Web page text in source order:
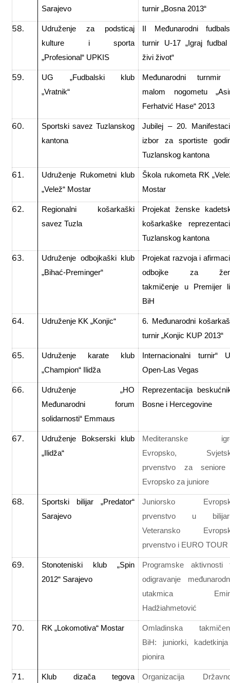
Sarajevo
turnir „Bosna 2013“
Udruženje za podsticaj
kulture i sporta
„Profesional“ UPKIS
II Međunarodni
turnir U-17 „Igraj
živi život“
UG „Fudbalski klub
„Vratnik“
Međunarodni turnmir
malom nogometu
Ferhatvić Hase“ 2013
Sportski savez Tuzlanskog
kantona
Jubilej – 20.
izbor za sportiste
Tuzlanskog kantona
Udruženje Rukometni klub
„Velež“ Mostar
Škola rukometa RK
Mostar
Regionalni košarkaški
savez Tuzla
Projekat ženske
košarkaške
Tuzlanskog kantona
Udruženje odbojkaški klub
„Bihać-Preminger“
Projekat razvoja i
odbojke za
takmičenje u Premijer
BiH
Udruženje KK „Konjic“
6. Međunarodni
turnir „Konjic KUP 2013“
Udruženje karate klub
„Champion“ Ilidža
Internacionalni turnir“
Open-Las Vegas
Udruženje „HO
Međunarodni forum
solidarnosti“ Emmaus
Reprezentacija
Bosne i Hercegovine
Udruženje Bokserski klub
„Ilidža“
Mediteranske
Evropsko,
prvenstvo za
Evropsko za juniore
Sportski bilijar „Predator“
Sarajevo
Juniorsko
prvenstvo u
Veteransko
prvenstvo i EURO TOUR
Stonoteniski klub „Spin
2012“ Sarajevo
Programske aktivnosti
odigravanje
utakmica
Hadžiahmetović
RK „Lokomotiva“ Mostar
Omladinska
BiH: juniorki,
pionira
Klub dizača tegova Organizacija